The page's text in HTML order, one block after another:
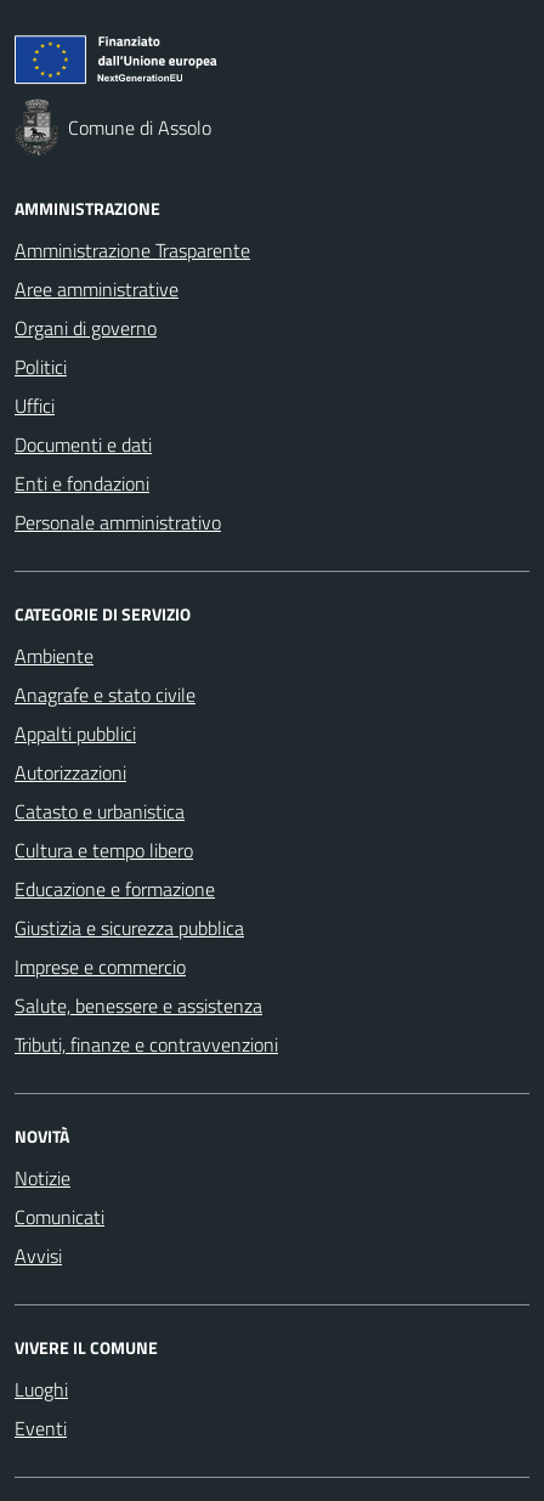
Comune di Assolo
AMMINISTRAZIONE
Amministrazione Trasparente
Aree amministrative
Organi di governo
Politici
Uffici
Documenti e dati
Enti e fondazioni
Personale amministrativo
CATEGORIE DI SERVIZIO
Ambiente
Anagrafe e stato civile
Appalti pubblici
Autorizzazioni
Catasto e urbanistica
Cultura e tempo libero
Educazione e formazione
Giustizia e sicurezza pubblica
Imprese e commercio
Salute, benessere e assistenza
Tributi, finanze e contravvenzioni
NOVITÀ
Notizie
Comunicati
Avvisi
VIVERE IL COMUNE
Luoghi
Eventi